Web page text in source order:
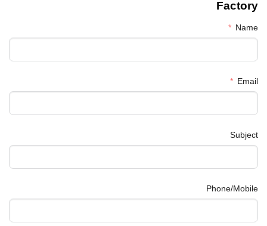
Factory
Name
Email
Subject
Phone/Mobile